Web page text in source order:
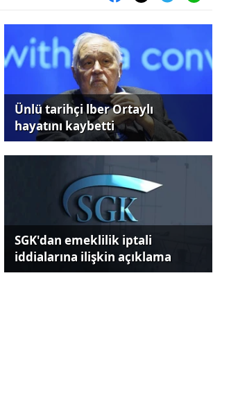
Ünlü tarihçi lber Ortaylı
hayatını kaybetti
SGK'dan emeklilik iptali
iddialarına ilişkin açıklama